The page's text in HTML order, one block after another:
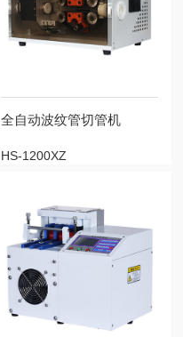
全自动波纹管切管机
HS-1200XZ